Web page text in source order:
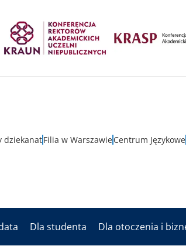
dziekanatFilia w WarszawieCentrum Językowe
Dla studenta Dla otoczenia i